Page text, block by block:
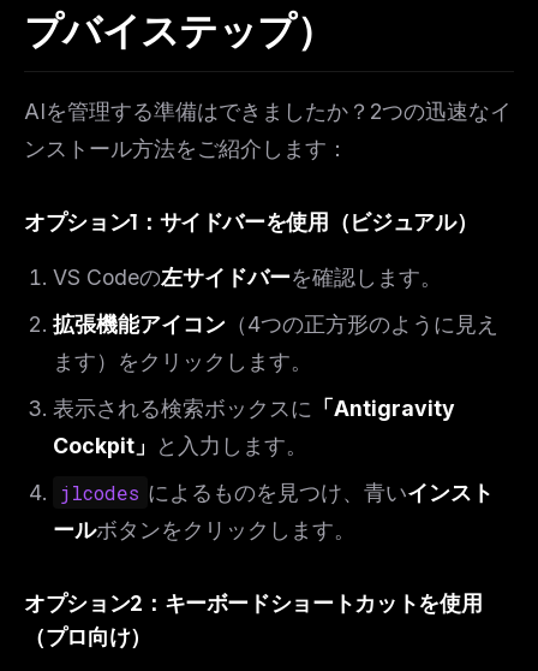
プバイステップ）
AIを管理する準備はできましたか？2つの迅速なイ
ンストール方法をご紹介します：
オプション1：サイドバーを使用（ビジュアル）
VS Codeの左サイドバーを確認します。
拡張機能アイコン （4つの正方形のように見え
ます）をクリックします。
表示される検索ボックスに 「Antigravity
Cockpit」
と入力します。
jlcodes によるものを見つけ、青いインスト
ールボタンをクリックします。
オプション2：キーボードショートカットを使用
（プロ向け）